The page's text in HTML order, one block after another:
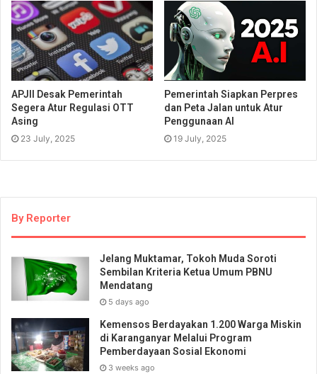
APJII Desak Pemerintah
Segera Atur Regulasi OTT
Asing
23 July, 2025
Pemerintah Siapkan Perpres
dan Peta Jalan untuk Atur
Penggunaan AI
19 July, 2025
By Reporter
Jelang Muktamar, Tokoh Muda Soroti
Sembilan Kriteria Ketua Umum PBNU
Mendatang
5 days ago
Kemensos Berdayakan 1.200 Warga Miskin
di Karanganyar Melalui Program
Pemberdayaan Sosial Ekonomi
3 weeks ago